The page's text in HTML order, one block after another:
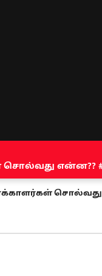
என்ன??
சொல்வது